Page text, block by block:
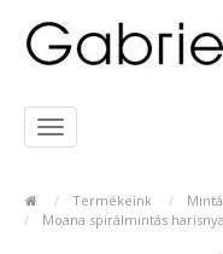
Termékeink
Moana spirálmintás